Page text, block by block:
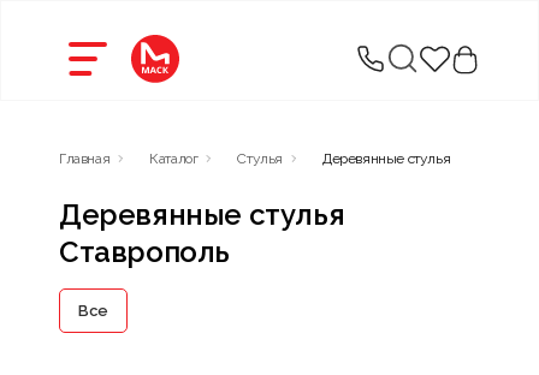
Главная Каталог Стулья Деревянные стулья
Деревянные стулья
Ставрополь
Все